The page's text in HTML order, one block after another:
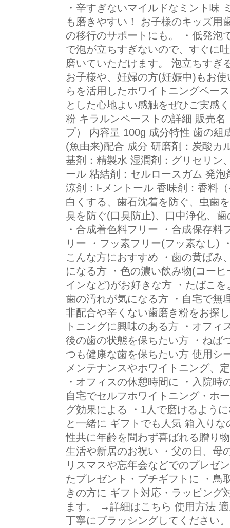
・辛すぎないマイルドなミント味
も磨きやすい！ お子様のキッズ用
の移行のサポートにも。 ・低発泡
で泡が立ちすぎないので、すぐに
磨いていただけます。 泡立ちすぎ
お子様や、妊婦の方(妊娠中)もお
らを活用したホワイトニングペー
とした心地よい感触をぜひご実感
粉 キラルンペーストの詳細 販売
プ） 内容量 100g 成分特性 歯の組
(魚由来)配合 成分 研磨剤：炭酸カ
基剤：精製水 湿潤剤：グリセリン
ール 粘結剤：セルロースガム 発
涼剤：l-メントール 香味剤：香料
白くする、歯石沈着を防ぐ、虫歯
臭を防ぐ(口臭防止)、口中浄化、
・合成着色料フリー ・合成保存
リー ・フッ素フリー(フッ素なし)
こんな方におすすめ ・歯の黄ばみ
になる方 ・色の濃い飲み物(コー
インなど)がお好きな方 ・たばこ
歯の汚れが気になる方 ・自宅で無
非配合や辛くない歯磨き粉をお探
トニングに興味のある方 ・オフ
後の歯の状態を保ちたい方 ・ねば
つも健康な歯を保ちたい方 使用シ
メンテナンスやホワイトニング、
・オフィスの休憩時間に ・入院
自宅でセルフホワイトニング・ホ
グ効果による ・1人で磨けるよう
と一緒に ギフトでも人気 箱入り
性共に年齢を問わず喜ばれる贈り
生活や新居のお祝い ・父の日、母
リスマスや忘年会などでのプレゼ
たプレゼント・プチギフトに ・鳥
きの方に ギフト対応・ラッピング
ます。 →詳細はこちら 使用方法
丁寧にブラッシングしてください